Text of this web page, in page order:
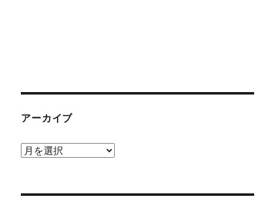
アーカイブ
ア